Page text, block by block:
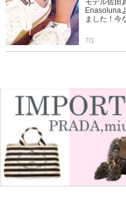
モデル佐田
Enasoluna
ました！今
7/1